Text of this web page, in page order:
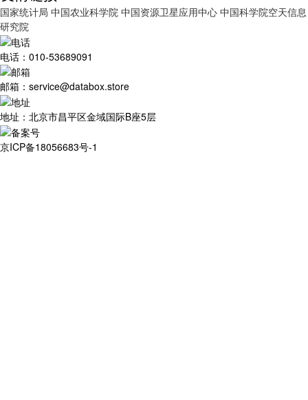
国家统计局 中国农业科学院 中国资源卫星应用中心 中国科学院空天信息
研究院
电话：010-53689091
邮箱：service@databox.store
地址：北京市昌平区金域国际B座5层
京ICP备18056683号-1